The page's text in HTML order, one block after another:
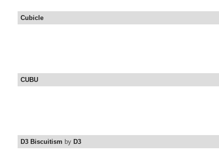
Cubicle
CUBU
D3 Biscuitism by D3